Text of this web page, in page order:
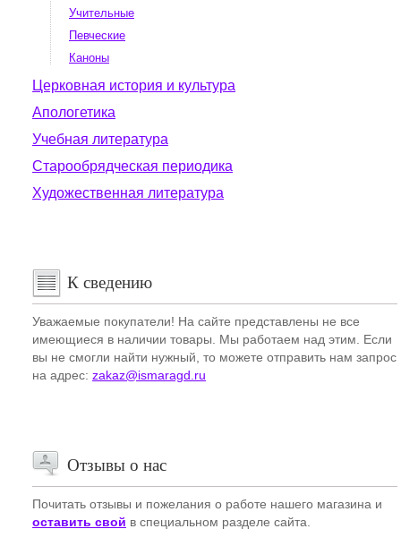
Учительные
Певческие
Каноны
Церковная история и культура
Апологетика
Учебная литература
Старообрядческая периодика
Художественная литература
К сведению
Уважаемые покупатели! На сайте представлены не все
имеющиеся в наличии товары. Мы работаем над этим. Если
вы не смогли найти нужный, то можете отправить нам запрос
на адрес: zakaz@ismaragd.ru
Отзывы о нас
Почитать отзывы и пожелания о работе нашего магазина и
оставить свой в специальном разделе сайта.